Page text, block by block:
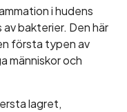
i hudens
bakterier. Den här
första typen av
människor och
lagret,